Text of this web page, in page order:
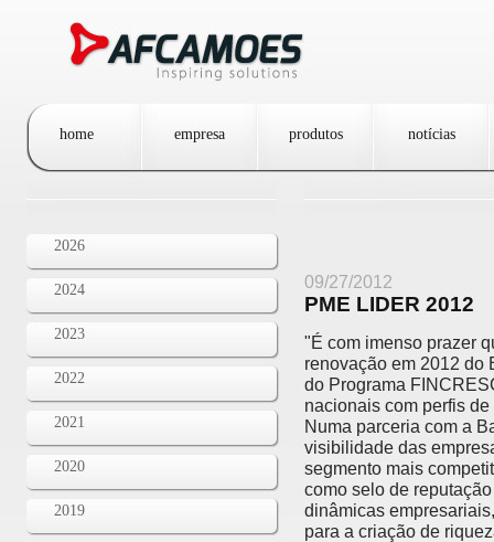
home empresa produtos notícias
2026
2024
2023
2022
2021
2020
2019
09/27/2012
PME LIDER 2012
"É com imenso prazer
renovação em 2012 do
do Programa
nacionais com perfis
Numa parceria com a
visibilidade das
segmento mais
como selo de
dinâmicas
para a criação de